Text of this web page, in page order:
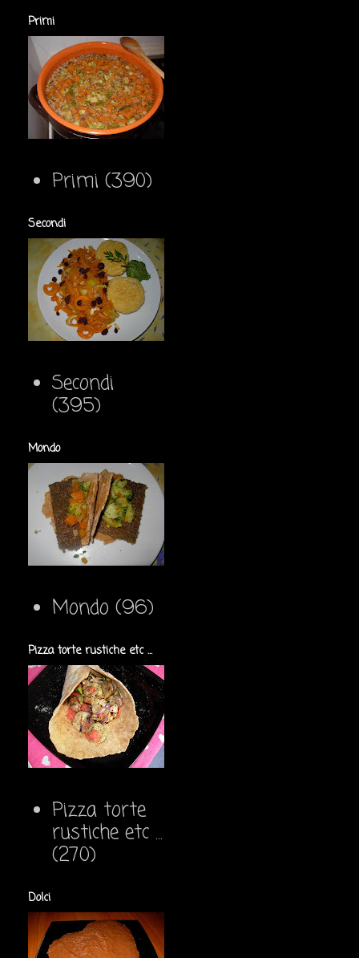
Primi
Primi (390)
Secondi
Secondi
(395)
Mondo
Mondo (96)
Pizza torte rustiche etc ...
Pizza torte
rustiche etc ...
(270)
Dolci